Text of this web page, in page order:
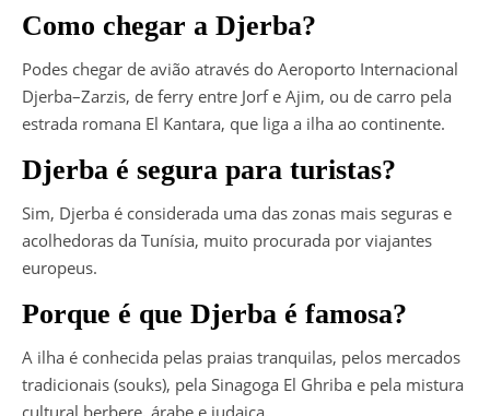
Como chegar a Djerba?
Podes chegar de avião através do Aeroporto Internacional
Djerba–Zarzis, de ferry entre Jorf e Ajim, ou de carro pela
estrada romana El Kantara, que liga a ilha ao continente.
Djerba é segura para turistas?
Sim, Djerba é considerada uma das zonas mais seguras e
acolhedoras da Tunísia, muito procurada por viajantes
europeus.
Porque é que Djerba é famosa?
A ilha é conhecida pelas praias tranquilas, pelos mercados
tradicionais (souks), pela Sinagoga El Ghriba e pela mistura
cultural berbere, árabe e judaica.